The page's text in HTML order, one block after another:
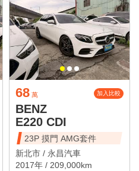
68 萬 加入比較
BENZ
E220 CDI
23P 摸門 AMG套件
新北市 / 永昌汽車
2017年 / 209,000km